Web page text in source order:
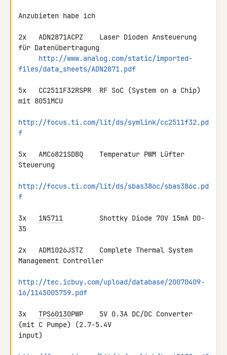
Anzubieten habe ich
2x   ADN2871ACPZ    Laser Dioden Ansteuerung
für Datenübertragung
http://www.analog.com/static/imported-
files/data_sheets/ADN2871.pdf
5x   CC2511F32RSPR  RF SoC (System on a Chip)
mit 8051MCU
http://focus.ti.com/lit/ds/symlink/cc2511f32.pd
f
5x   AMC6821SDBQ    Temperatur PWM Lüfter
Steuerung
http://focus.ti.com/lit/ds/sbas386c/sbas386c.pd
f
3x 1N5711
         Shottky Diode 70V 15mA D0-
35
2x   ADM1026JSTZ    Complete Thermal System
Management Controller
http://tec.icbuy.com/upload/database/20070409-
16/1145005759.pdf
3x TPS60130PWP    5V 0.3A DC/DC Converter
(mit C Pumpe) (2.7-5.4V
input)